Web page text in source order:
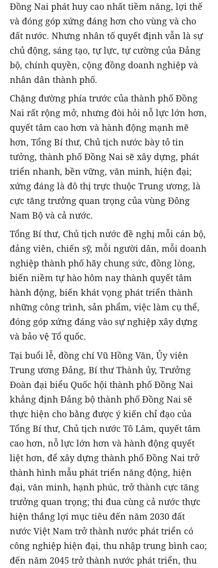
Đồng Nai phát huy cao nhất tiềm năng, lợi thế
và đóng góp xứng đáng hơn cho vùng và cho
đất nước. Nhưng nhân tố quyết định vẫn là sự
chủ động, sáng tạo, tự lực, tự cường của Đảng
bộ, chính quyền, cộng đồng doanh nghiệp và
nhân dân thành phố.
Chặng đường phía trước của thành phố Đồng
Nai rất rộng mở, nhưng đòi hỏi nỗ lực lớn hơn,
quyết tâm cao hơn và hành động mạnh mẽ
hơn, Tổng Bí thư, Chủ tịch nước bày tỏ tin
tưởng, thành phố Đồng Nai sẽ xây dựng, phát
triển nhanh, bền vững, văn minh, hiện đại;
xứng đáng là đô thị trực thuộc Trung ương, là
cực tăng trưởng quan trọng của vùng Đông
Nam Bộ và cả nước.
Tổng Bí thư, Chủ tịch nước đề nghị mỗi cán bộ,
đảng viên, chiến sỹ, mỗi người dân, mỗi doanh
nghiệp thành phố hãy chung sức, đồng lòng,
biến niềm tự hào hôm nay thành quyết tâm
hành động, biến khát vọng phát triển thành
những công trình, sản phẩm, việc làm cụ thể,
đóng góp xứng đáng vào sự nghiệp xây dựng
và bảo vệ Tổ quốc.
Tại buổi lễ, đồng chí Vũ Hồng Văn, Ủy viên
Trung ương Đảng, Bí thư Thành ủy, Trưởng
Đoàn đại biểu Quốc hội thành phố Đồng Nai
khẳng định Đảng bộ thành phố Đồng Nai sẽ
thực hiện cho bằng được ý kiến chỉ đạo của
Tổng Bí thư, Chủ tịch nước Tô Lâm, quyết tâm
cao hơn, nỗ lực lớn hơn và hành động quyết
liệt hơn, để xây dựng thành phố Đồng Nai trở
thành hình mẫu phát triển năng động, hiện
đại, văn minh, hạnh phúc, trở thành cực tăng
trưởng quan trọng; thi đua cùng cả nước thực
hiện thắng lợi mục tiêu đến năm 2030 đất
nước Việt Nam trở thành nước phát triển có
công nghiệp hiện đại, thu nhập trung bình cao;
đến năm 2045 trở thành nước phát triển, thu